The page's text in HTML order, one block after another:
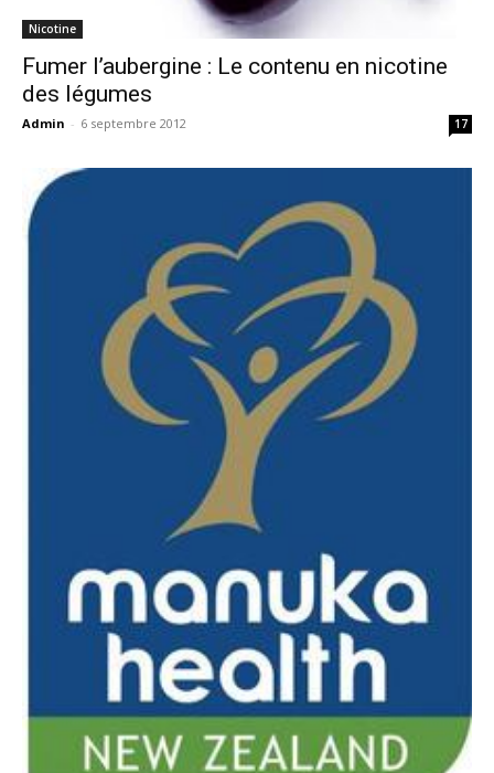
Nicotine
Fumer l’aubergine : Le contenu en nicotine
des légumes
Admin - 6 septembre 2012 17